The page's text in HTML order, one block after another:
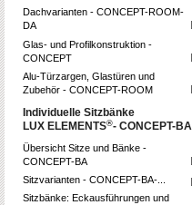
Dachvarianten - CONCEPT-ROOM-
DA
Glas- und Profilkonstruktion -
CONCEPT
Alu-Türzargen, Glastüren und
Zubehör - CONCEPT-ROOM
Individuelle Sitzbänke
LUX ELEMENTS®- CONCEPT-BA
Übersicht Sitze und Bänke -
CONCEPT-BA
Sitzvarianten - CONCEPT-BA-...
Sitzbänke: Eckausführungen und